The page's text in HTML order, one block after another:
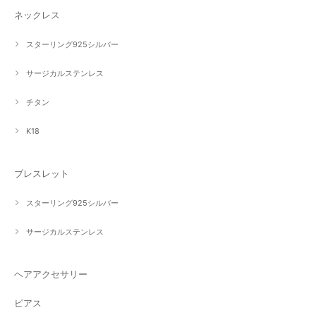
ネックレス
スターリング925シルバー
サージカルステンレス
チタン
K18
ブレスレット
スターリング925シルバー
サージカルステンレス
ヘアアクセサリー
ピアス